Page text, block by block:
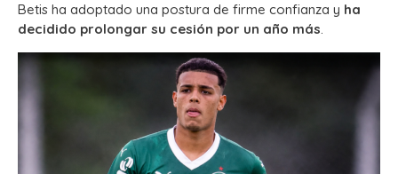
Betis ha adoptado una postura de firme confianza y ha
decidido prolongar su cesión por un año más.